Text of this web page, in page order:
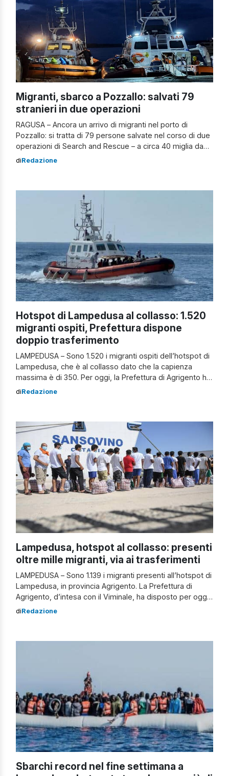
Migranti, sbarco a Pozzallo: salvati 79
stranieri in due operazioni
RAGUSA – Ancora un arrivo di migranti nel porto di
Pozzallo: si tratta di 79 persone salvate nel corso di due
operazioni di Search and Rescue – a circa 40 miglia da
Portopalo di Capo Passero – condotte nella giornata ieri
[…]
diRedazione
Hotspot di Lampedusa al collasso: 1.520
migranti ospiti, Prefettura dispone
doppio trasferimento
LAMPEDUSA – Sono 1.520 i migranti ospiti dell’hotspot di
Lampedusa, che è al collasso dato che la capienza
massima è di 350. Per oggi, la Prefettura di Agrigento ha
disposto un doppio trasferimento per un totale di 650
Porto […]
diRedazione
Lampedusa, hotspot al collasso: presenti
oltre mille migranti, via ai trasferimenti
LAMPEDUSA – Sono 1.139 i migranti presenti all’hotspot di
Lampedusa, in provincia Agrigento. La Prefettura di
Agrigento, d’intesa con il Viminale, ha disposto per oggi
il trasferimento di 560 persone. Si cerca di alleggerire le
esodo dalle coste tunisine. Per […]
diRedazione
Sbarchi record nel fine settimana a